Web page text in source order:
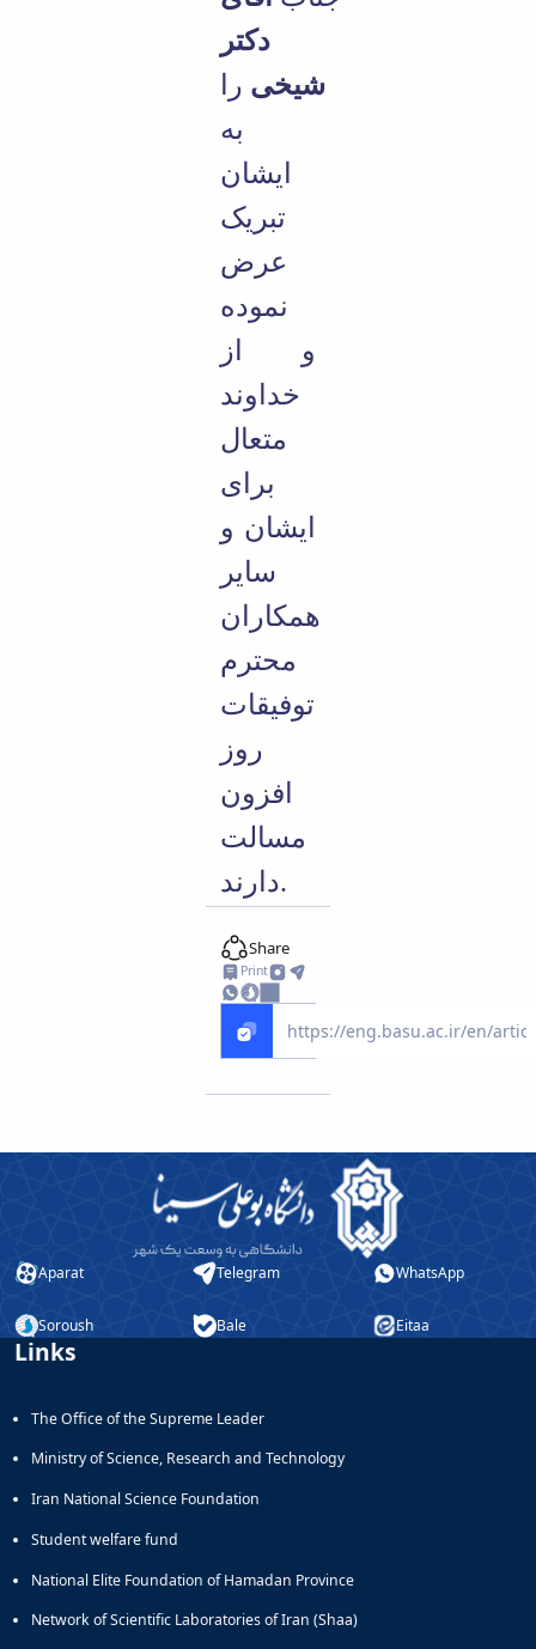
دکتر
شیخی را
به
ایشان
تبریک
عرض
نموده
و از
خداوند
متعال
برای
ایشان و
سایر
همکاران
محترم
توفیقات
روز
افزون
مسالت
دارند.
Share
Print
Aparat Telegram WhatsApp
Soroush Bale Eitaa
Links
The Office of the Supreme Leader
Ministry of Science, Research and Technology
Iran National Science Foundation
Student welfare fund
National Elite Foundation of Hamadan Province
Network of Scientific Laboratories of Iran (Shaa)